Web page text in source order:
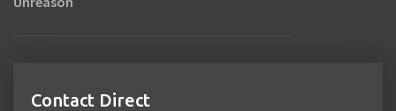
Contact Direct